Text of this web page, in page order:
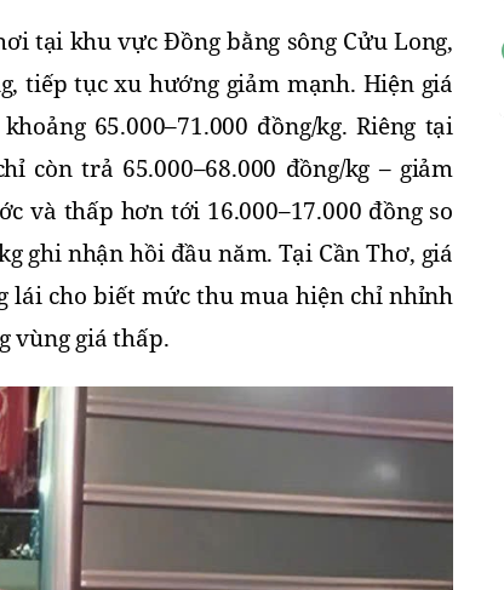
tại khu vực Đồng bằng sông Cửu Long,
tiếp tục xu hướng giảm mạnh. Hiện giá
65.000–71.000 đồng/kg. Riêng tại
còn trả 65.000–68.000 đồng/kg – giảm
và thấp hơn tới 16.000–17.000 đồng so
ghi nhận hồi đầu năm. Tại Cần Thơ, giá
lái cho biết mức thu mua hiện chỉ nhỉnh
vùng giá thấp.